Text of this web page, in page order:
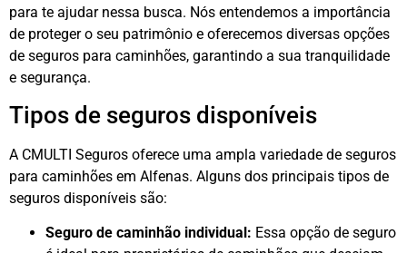
para te ajudar nessa busca. Nós entendemos a importância
de proteger o seu patrimônio e oferecemos diversas opções
de seguros para caminhões, garantindo a sua tranquilidade
e segurança.
Tipos de seguros disponíveis
A CMULTI Seguros oferece uma ampla variedade de seguros
para caminhões em Alfenas. Alguns dos principais tipos de
seguros disponíveis são:
Seguro de caminhão individual: Essa opção de seguro